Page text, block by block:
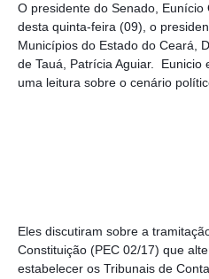
O presidente do Senado,
desta quinta-feira (09), o
Municípios do Estado do Ceará,
de Tauá, Patrícia Aguiar.  Eunicio
uma leitura sobre o cenário
Eles discutiram sobre a
Constituição (PEC 02/17) que
estabelecer os Tribunais de